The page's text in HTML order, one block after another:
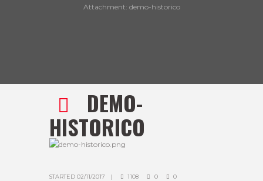
Attachment: demo-historico
DEMO-
HISTORICO
STARTED 02/11/2017 1108 0 0